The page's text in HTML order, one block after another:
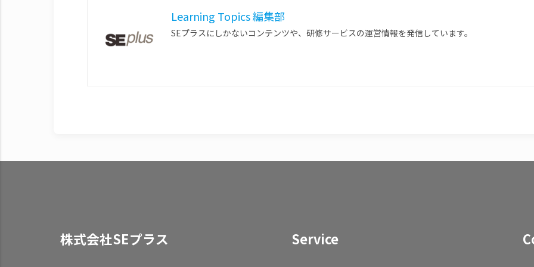
Learning Topics 編集部
SEプラスにしかないコンテンツや、研修サービスの運営情報を発信しています。
株式会社SEプラス Service